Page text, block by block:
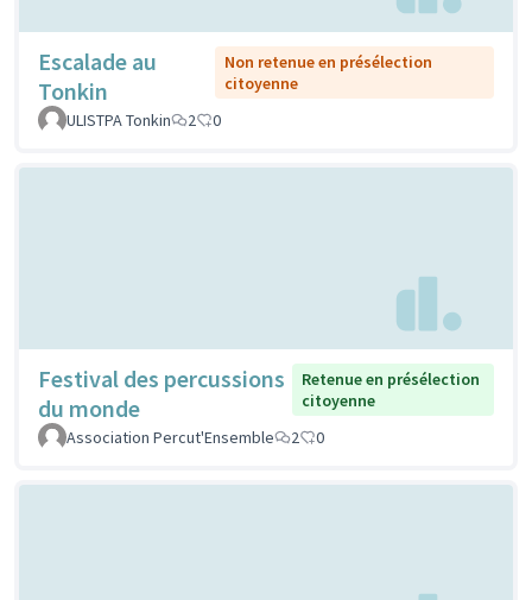
Escalade au
Tonkin
Non retenue en présélection
citoyenne
ULISTPA Tonkin
2 0
Festival des percussions
du monde
Retenue en présélection
citoyenne
Association Percut'Ensemble
2 0